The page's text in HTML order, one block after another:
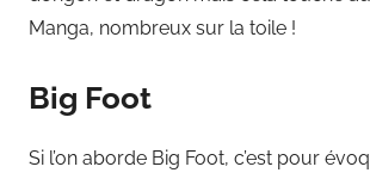
Manga, nombreux sur la toile !
Big Foot
Si l’on aborde Big Foot, c’est pour